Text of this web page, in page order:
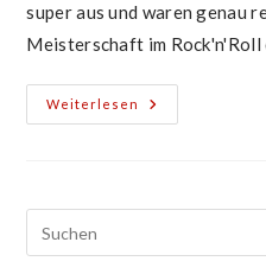
super aus und waren genau
Meisterschaft im
Weiterlesen
Neue